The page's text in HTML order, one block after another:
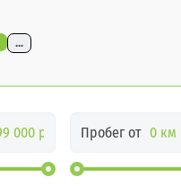
...
Пробег от